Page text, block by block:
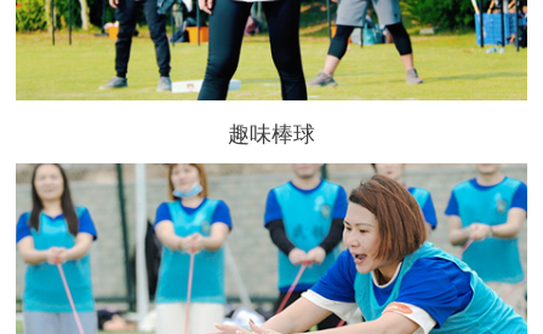
趣味棒球